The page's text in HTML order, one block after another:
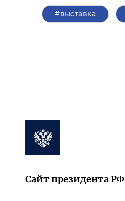
#выставка
Сайт президента РФ